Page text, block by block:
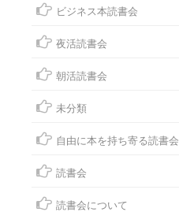
ビジネス本読書会
夜活読書会
朝活読書会
未分類
自由に本を持ち寄る読書会
読書会
読書会について